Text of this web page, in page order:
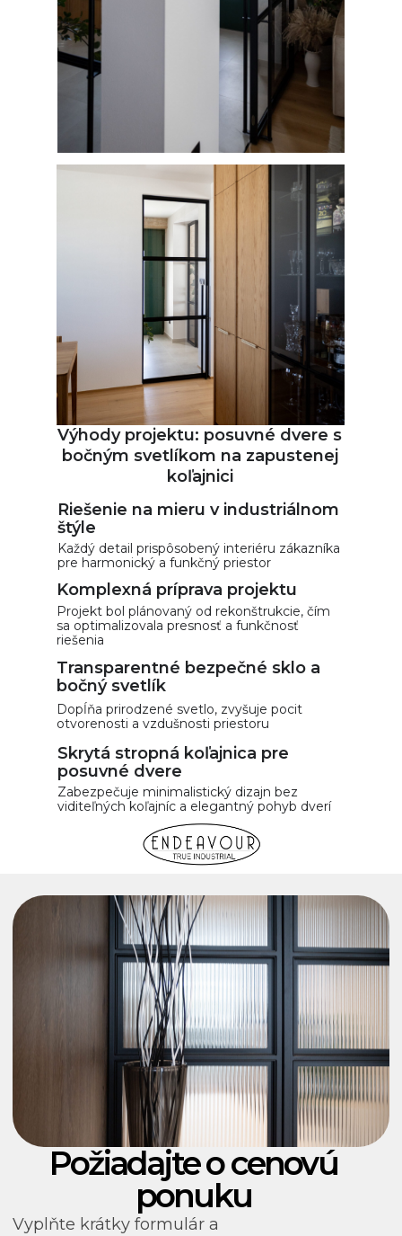
Projekt bol plánovaný od rekonštrukcie, čím
sa optimalizovala presnosť a funkčnosť
riešenia
Komplexná príprava projektu
Zabezpečuje minimalistický dizajn bez
viditeľných koľajníc a elegantný pohyb dverí
Skrytá stropná koľajnica pre
posuvné dvere
Riešenie na mieru v industriálnom
štýle
Každý detail prispôsobený interiéru zákazníka
pre harmonický a funkčný priestor
Výhody projektu: posuvné dvere s
bočným svetlíkom na zapustenej
koľajnici
Dopĺňa prirodzené svetlo, zvyšuje pocit
otvorenosti a vzdušnosti priestoru
Transparentné bezpečné sklo a
bočný svetlík
Požiadajte o cenovú
ponuku
Získať cenovú ponuku
Vyplňte krátky formulár a